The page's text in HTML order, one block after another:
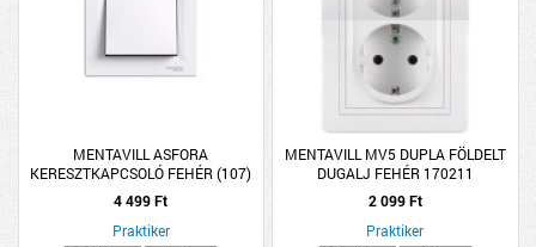
MENTAVILL ASFORA
KERESZTKAPCSOLÓ FEHÉR (107)
PEPH0500121
4 499 Ft
Praktiker
MENTAVILL MV5 DUPLA FÖLDELT
DUGALJ FEHÉR 170211
2 099 Ft
Praktiker